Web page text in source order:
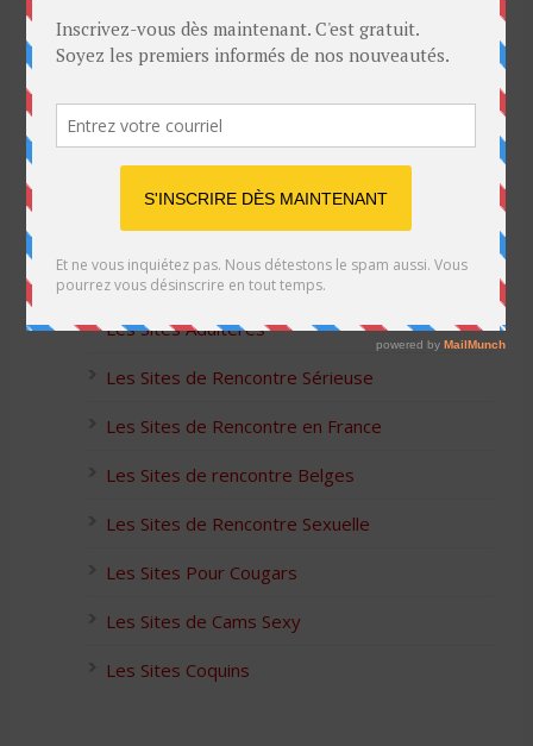
Blague de café: Une femme infidèle trompe
son mari
Listes des Sites de Rencontre
Les Sites Libertins
Les Apps pour les Couples Échangistes
Les Sites Adultères
Les Sites de Rencontre Sérieuse
Les Sites de Rencontre en France
Les Sites de rencontre Belges
Les Sites de Rencontre Sexuelle
Les Sites Pour Cougars
Les Sites de Cams Sexy
Les Sites Coquins